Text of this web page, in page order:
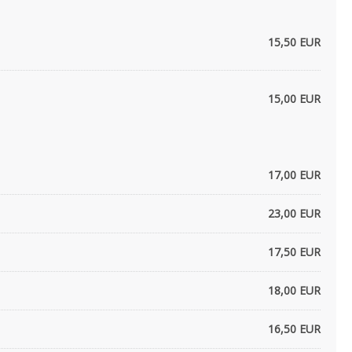
15,50 EUR
15,00 EUR
17,00 EUR
23,00 EUR
17,50 EUR
18,00 EUR
16,50 EUR